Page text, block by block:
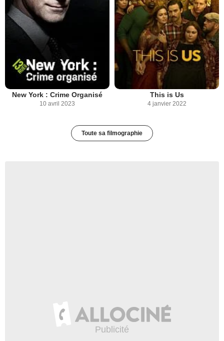
New York : Crime Organisé
10 avril 2023
This is Us
4 janvier 2022
Toute sa filmographie